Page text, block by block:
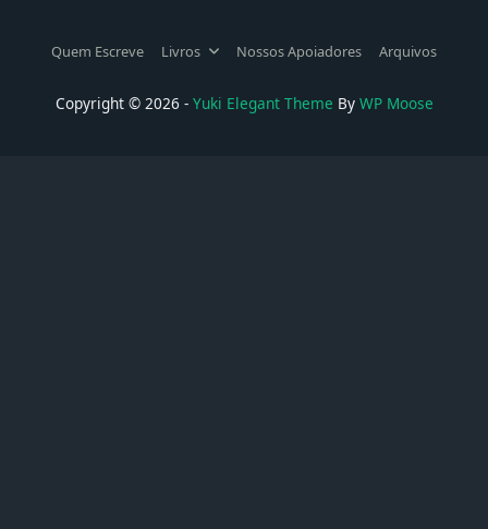
Quem Escreve Livros Nossos Apoiadores Arquivos
Copyright © 2026 - Yuki Elegant Theme By WP Moose